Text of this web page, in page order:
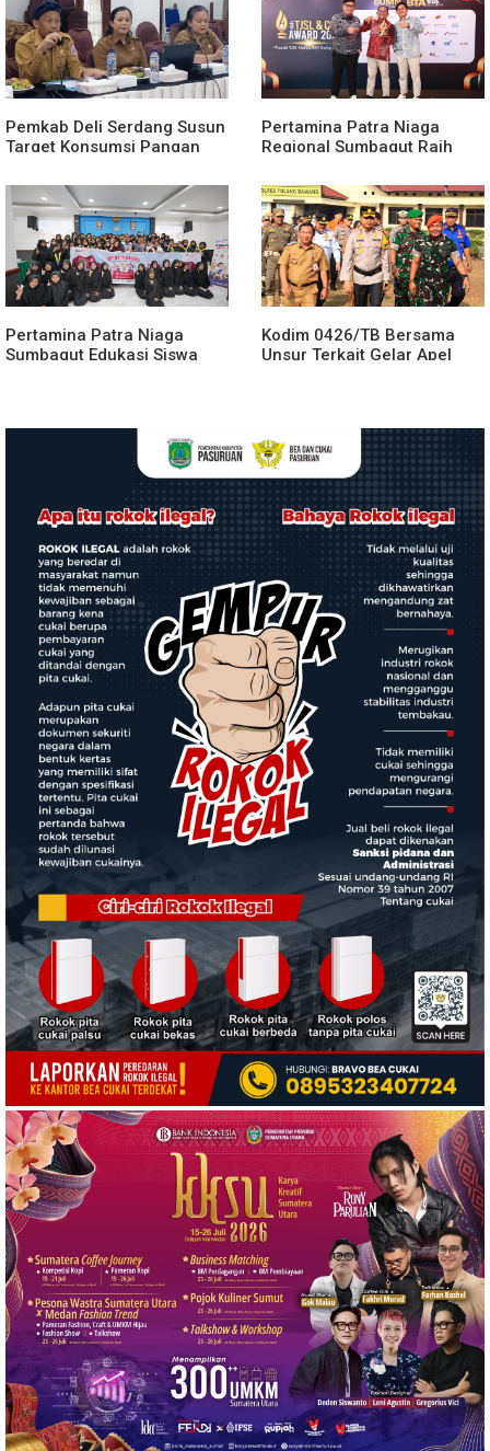
Pemkab Deli Serdang Susun
Target Konsumsi Pangan
Gizi
Pertamina Patra Niaga
Regional Sumbagut Raih
CSR Award 2026, Bukti
Nyata Komitmen
Keberlanjutan
Pertamina Patra Niaga
Sumbagut Edukasi Siswa
Kodim 0426/TB Bersama
Unsur Terkait Gelar Apel